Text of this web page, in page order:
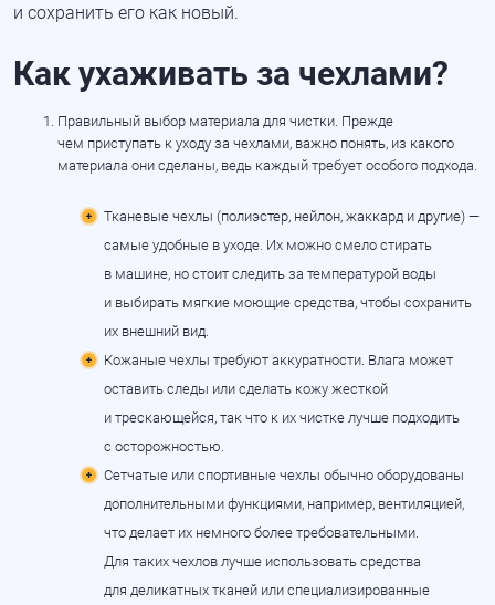
и сохранить его как новый.
Как ухаживать за чехлами?
Правильный выбор материала для чистки. Прежде
чем приступать к уходу за чехлами, важно понять, из какого
материала они сделаны, ведь каждый требует особого подхода.
Тканевые чехлы (полиэстер, нейлон, жаккард и другие) —
самые удобные в уходе. Их можно смело стирать
в машине, но стоит следить за температурой воды
и выбирать мягкие моющие средства, чтобы сохранить
их внешний вид.
Кожаные чехлы требуют аккуратности. Влага может
оставить следы или сделать кожу жесткой
и трескающейся, так что к их чистке лучше подходить
с осторожностью.
Сетчатые или спортивные чехлы обычно оборудованы
дополнительными функциями, например, вентиляцией,
что делает их немного более требовательными.
Для таких чехлов лучше использовать средства
для деликатных тканей или специализированные